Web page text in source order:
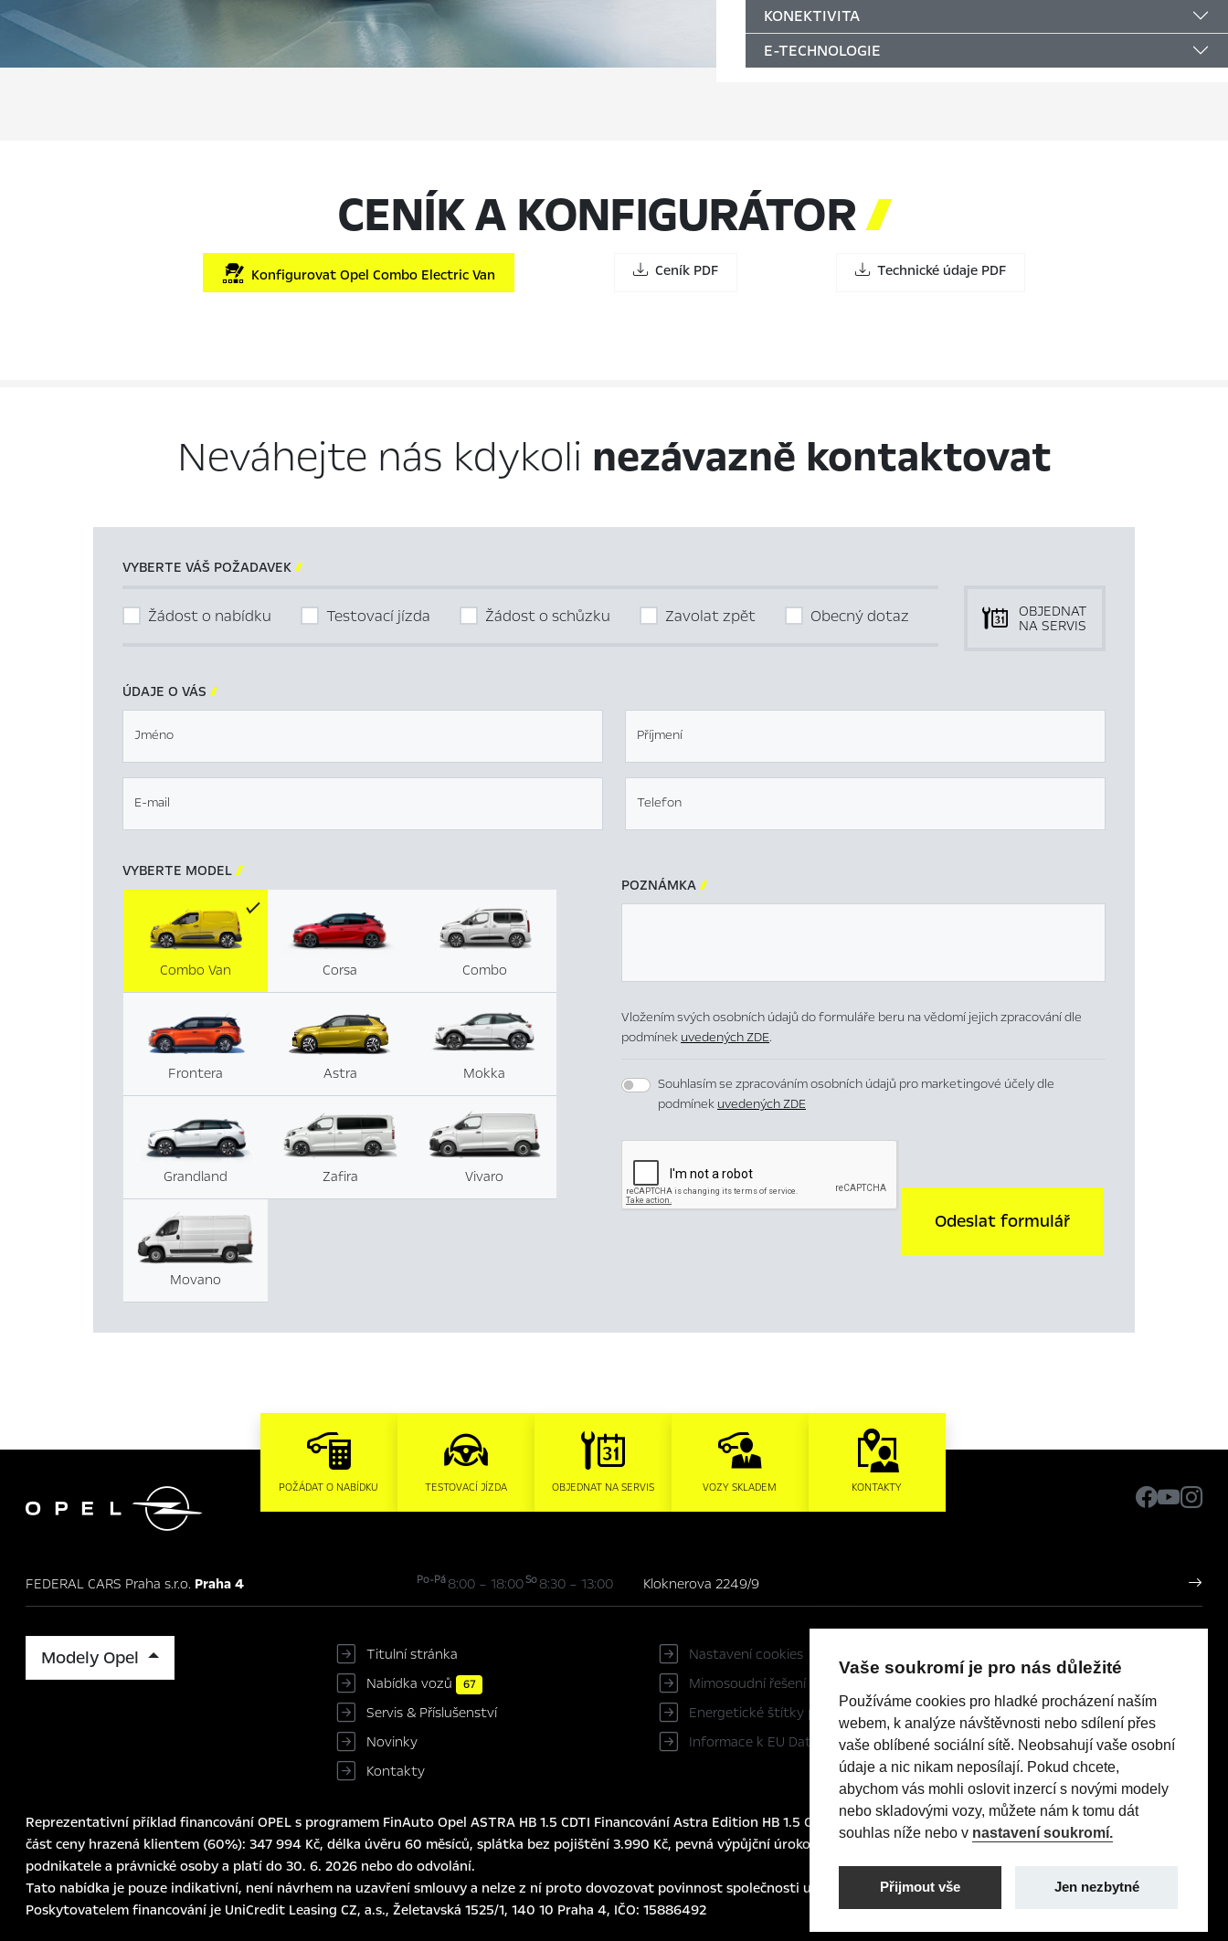
KONEKTIVITA
E-TECHNOLOGIE
CENÍK A KONFIGURÁTOR
Konfigurovat Opel Combo Electric Van Ceník PDF Technické údaje PDF
Neváhejte nás kdykoli nezávazně kontaktovat
VYBERTE VÁŠ POŽADAVEK 
Žádost o nabídku Testovací jízda Žádost o schůzku Zavolat zpět Obecný dotaz
OBJEDNAT
NA SERVIS
ÚDAJE O VÁS 
Jméno Příjmení
E-mail Telefon
VYBERTE MODEL 
Corsa Combo
Frontera Astra Mokka
Grandland Zafira
Combo Van
Vivaro
Movano
POZNÁMKA 
Vložením svých osobních údajů do formuláře beru na vědomí jejich zpracování dle
podmínek uvedených ZDE.
Souhlasím se zpracováním osobních údajů pro marketingové účely dle
podmínek uvedených ZDE
Odeslat formulář
 POŽÁDAT O NABÍDKU TESTOVACÍ JÍZDA OBJEDNAT NA SERVIS VOZY SKLADEM KONTAKTY
FEDERAL CARS Praha s.r.o. Praha 4 Po-Pá8:00 – 18:00So8:30 – 13:00 Kloknerova 2249/9
Modely Opel
Titulní stránka
Nabídka vozů 67
Servis & Příslušenství
Novinky
Kontakty
Nastavení cookies
Mimosoudní řešení sporů
Energetické štítky pneumatik
Informace k EU Data Act
Realizace 2023Comin.cz, s.r.o.
lead management GROWITO
Reprezentativní příklad financování OPEL s programem FinAuto Opel ASTRA HB 1.5 CDTI Financování Astra Edition HB 1.5 CDTI (96 kW/130 k) AT8: Pořizovací cena s DPH: 579 990 Kč,
část ceny hrazená klientem (60%): 347 994 Kč, délka úvěru 60 měsíců, splátka bez pojištění 3.990 Kč, pevná výpůjční úroková sazba: 1,24% p.a., nabídka je určena pro fyzické osoby
podnikatele a právnické osoby a platí do 30. 6. 2026 nebo do odvolání.
Tato nabídka je pouze indikativní, není návrhem na uzavření smlouvy a nelze z ní proto dovozovat povinnost společnosti uskutečnit jakékoliv transakce.
Poskytovatelem financování je UniCredit Leasing CZ, a.s., Želetavská 1525/1, 140 10 Praha 4, IČO: 15886492
Vaše soukromí je pro nás důležité
Používáme cookies pro hladké procházení naším
webem, k analýze návštěvnosti nebo sdílení přes
vaše oblíbené sociální sítě. Neobsahují vaše osobní
údaje a nic nikam neposílají. Pokud chcete,
abychom vás mohli oslovit inzercí s novými modely
nebo skladovými vozy, můžete nám k tomu dát
souhlas níže nebo v nastavení soukromí.
Přijmout vše Jen nezbytné